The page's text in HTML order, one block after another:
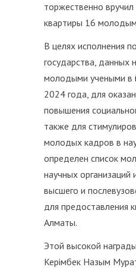
торжественно
квартиры 16
В целях исполнения
государства, данных
молодыми учеными в
2024 года, для
повышения
также для
молодых кадров в
определен список
научных организаций
высшего и
для предоставления
Алматы.
Этой высокой
Керімбек Назым